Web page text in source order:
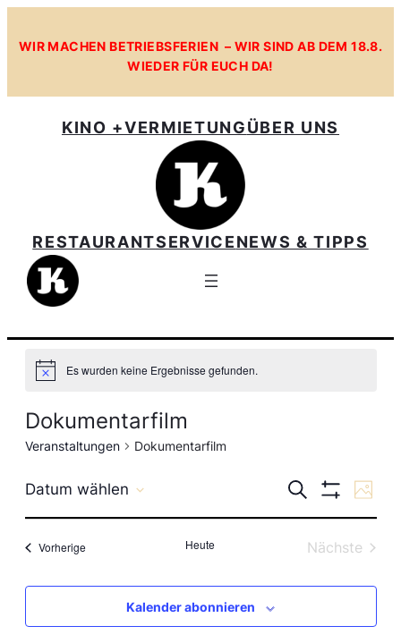
WIR MACHEN BETRIEBSFERIEN – WIR SIND AB DEM 18.8.
WIEDER FÜR EUCH DA!
KINO +VERMIETUNGÜBER UNS
RESTAURANTSERVICENEWS & TIPPS
HinweisEs wurden keine Ergebnisse gefunden.
Dokumentarfilm
Veranstaltungen Dokumentarfilm
Suche
Suche
Anzeigen
Foto
Datum wählen
Datum
VorherigeVeranstaltungen Heute
Nächste
Kalender abonnieren